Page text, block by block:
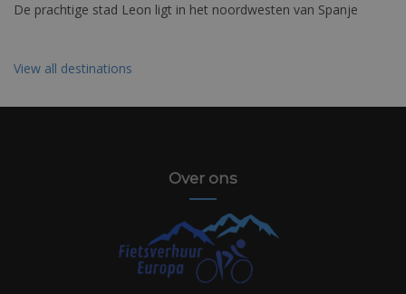
De prachtige stad Leon ligt in het noordwesten van Spanje
View all destinations
Over ons